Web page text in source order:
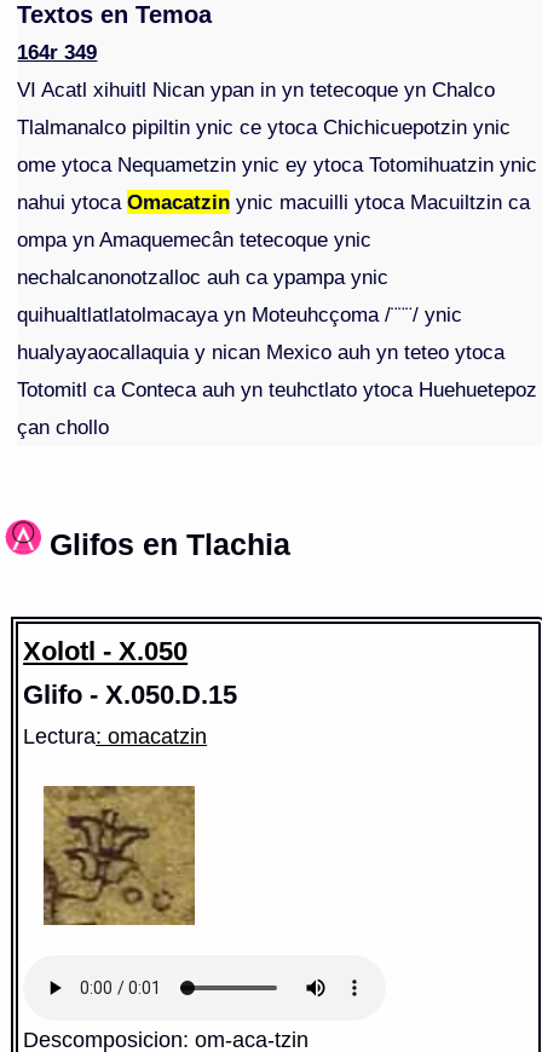
Textos en Temoa
164r 349
VI Acatl xihuitl Nican ypan in yn tetecoque yn Chalco
Tlalmanalco pipiltin ynic ce ytoca Chichicuepotzin ynic
ome ytoca Nequametzin ynic ey ytoca Totomihuatzin ynic
nahui ytocaOmacatzin ynic macuilli ytoca Macuiltzin ca
ompa yn Amaquemecân tetecoque ynic
nechalcanonotzalloc auh ca ypampa ynic
quihualtlatlatolmacaya yn Moteuhcçoma /¨¨¨/ ynic
hualyayaocallaquia y nican Mexico auh yn teteo ytoca
Totomitl ca Conteca auh yn teuhctlato ytoca Huehuetepoz
çan chollo
Glifos en Tlachia
Xolotl - X.050
Glifo - X.050.D.15
Lectura: omacatzin
Descomposicion: om-aca-tzin